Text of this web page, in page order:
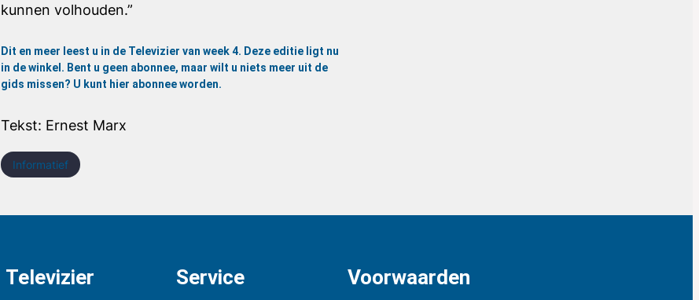
kunnen volhouden.”
Dit en meer leest u in de Televizier van week 4. Deze editie ligt nu
in de winkel. Bent u geen abonnee, maar wilt u niets meer uit de
gids missen? U kunt hier abonnee worden.
Tekst: Ernest Marx
Informatief
Televizier Service Voorwaarden